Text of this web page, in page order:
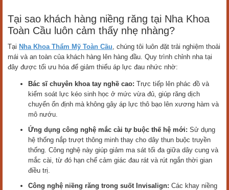
Tại sao khách hàng niềng răng tại Nha Khoa
Toàn Cầu luôn cảm thấy nhẹ nhàng?
Tại Nha Khoa Thẩm Mỹ Toàn Cầu, chúng tôi luôn đặt trải nghiệm thoải
mái và an toàn của khách hàng lên hàng đầu. Quy trình chỉnh nha tại
đây được tối ưu hóa để giảm thiểu áp lực đau nhức nhờ:
Bác sĩ chuyên khoa tay nghề cao: Trực tiếp lên phác đồ và
kiểm soát lực kéo sinh học ở mức vừa đủ, giúp răng dịch
chuyển ổn định mà không gây áp lực thô bạo lên xương hàm và
mô nướu.
Ứng dụng công nghệ mắc cài tự buộc thế hệ mới: Sử dụng
hệ thống nắp trượt thông minh thay cho dây thun buộc truyền
thống. Công nghệ này giúp giảm ma sát tối đa giữa dây cung và
mắc cài, từ đó hạn chế cảm giác đau rát và rút ngắn thời gian
điều trị.
Công nghệ niềng răng trong suốt Invisalign: Các khay niềng